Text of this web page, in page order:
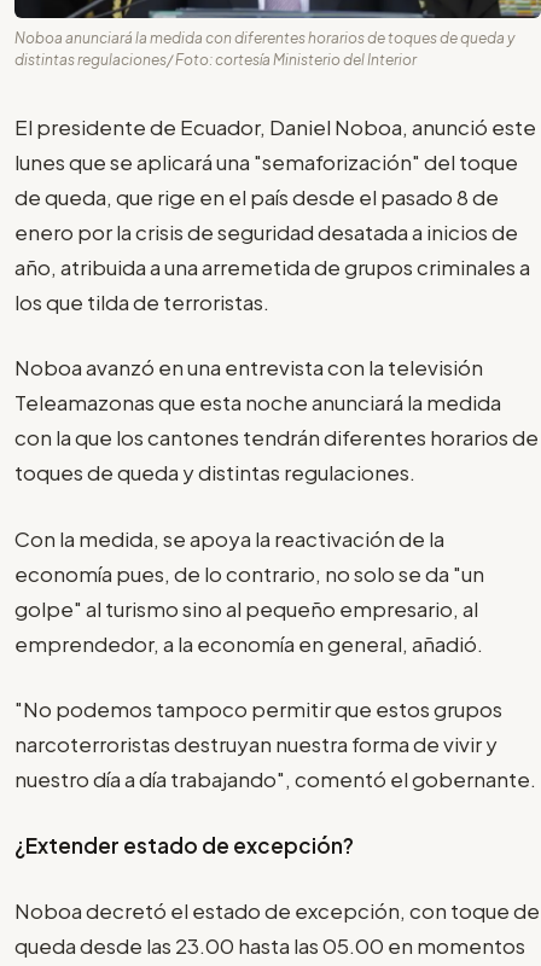
Noboa anunciará la medida con diferentes horarios de toques de queda y
distintas regulaciones/ Foto: cortesía Ministerio del Interior
El presidente de Ecuador, Daniel Noboa, anunció este
lunes que se aplicará una "semaforización" del toque
de queda, que rige en el país desde el pasado 8 de
enero por la crisis de seguridad desatada a inicios de
año, atribuida a una arremetida de grupos criminales a
los que tilda de terroristas.
Noboa avanzó en una entrevista con la televisión
Teleamazonas que esta noche anunciará la medida
con la que los cantones tendrán diferentes horarios de
toques de queda y distintas regulaciones.
Con la medida, se apoya la reactivación de la
economía pues, de lo contrario, no solo se da "un
golpe" al turismo sino al pequeño empresario, al
emprendedor, a la economía en general, añadió.
"No podemos tampoco permitir que estos grupos
narcoterroristas destruyan nuestra forma de vivir y
nuestro día a día trabajando", comentó el gobernante.
¿Extender estado de excepción?
Noboa decretó el estado de excepción, con toque de
queda desde las 23.00 hasta las 05.00 en momentos